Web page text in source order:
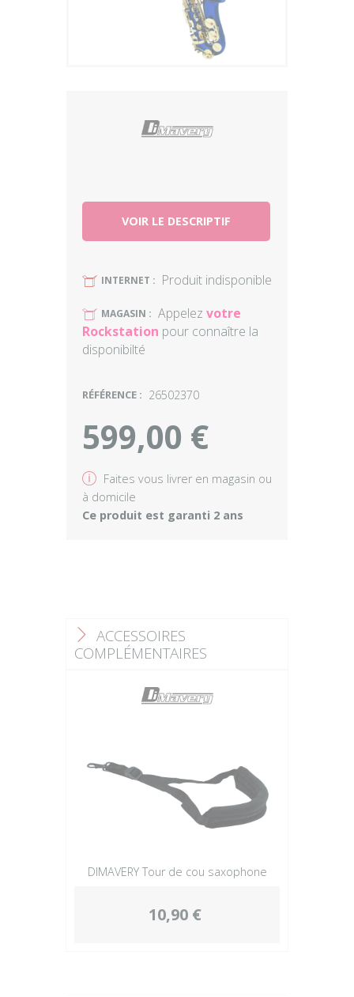
Plus
VOIR LE DESCRIPTIF
U INTERNET : Produit indisponible
U MAGASIN : Appelez votre
Rockstation pour connaître la
disponibilté
RÉFÉRENCE : 26502370
599,00 €
v Faites vous livrer en magasin ou
à domicile
Ce produit est garanti 2 ans
F ACCESSOIRES
COMPLÉMENTAIRES
DIMAVERY Tour de cou saxophone
10,90 €